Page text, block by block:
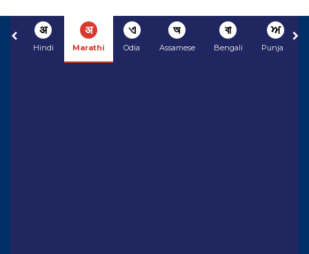
अ
Hindi
अ
Marathi
ଏ
Odia
অ
Assamese
বা
Bengali
ਅ
Punjabi